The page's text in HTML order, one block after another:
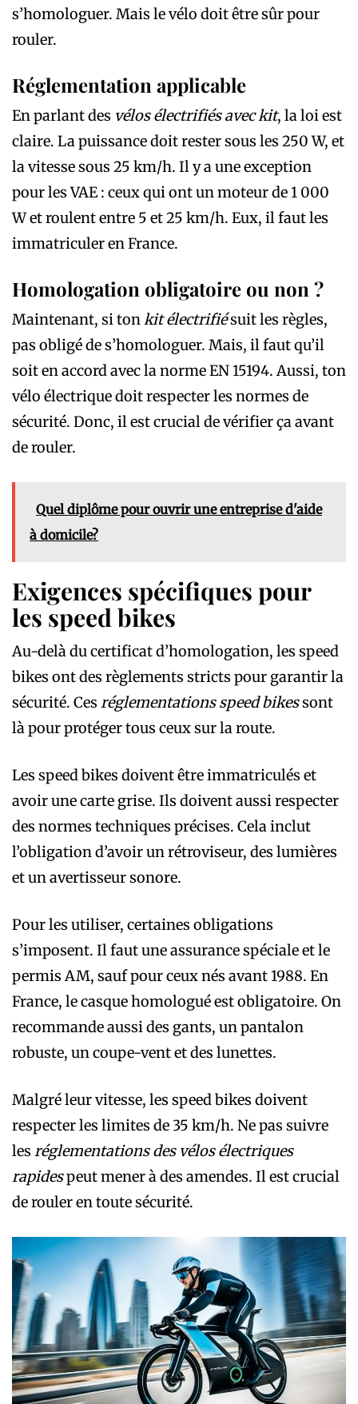
s’homologuer. Mais le vélo doit être sûr pour
rouler.
Réglementation applicable
En parlant des vélos électrifiés avec kit, la loi est
claire. La puissance doit rester sous les 250 W, et
la vitesse sous 25 km/h. Il y a une exception
pour les VAE : ceux qui ont un moteur de 1 000
W et roulent entre 5 et 25 km/h. Eux, il faut les
immatriculer en France.
Homologation obligatoire ou non ?
Maintenant, si tonkit électrifiésuit les règles,
pas obligé de s’homologuer. Mais, il faut qu’il
soit en accord avec la norme EN 15194. Aussi, ton
vélo électrique doit respecter les normes de
sécurité. Donc, il est crucial de vérifier ça avant
de rouler.
Quel diplôme pour ouvrir une entreprise d'aide
à domicile?
Exigences spécifiques pour
les speed bikes
Au-delà du certificat d’homologation, les speed
bikes ont des règlements stricts pour garantir la
sécurité. Ces réglementations speed bikessont
là pour protéger tous ceux sur la route.
Les speed bikes doivent être immatriculés et
avoir une carte grise. Ils doivent aussi respecter
des normes techniques précises. Cela inclut
l’obligation d’avoir un rétroviseur, des lumières
et un avertisseur sonore.
Pour les utiliser, certaines obligations
s’imposent. Il faut une assurance spéciale et le
permis AM, sauf pour ceux nés avant 1988. En
France, le casque homologué est obligatoire. On
recommande aussi des gants, un pantalon
robuste, un coupe-vent et des lunettes.
Malgré leur vitesse, les speed bikes doivent
respecter les limites de 35 km/h. Ne pas suivre
les réglementations des vélos électriques
rapidespeut mener à des amendes. Il est crucial
de rouler en toute sécurité.